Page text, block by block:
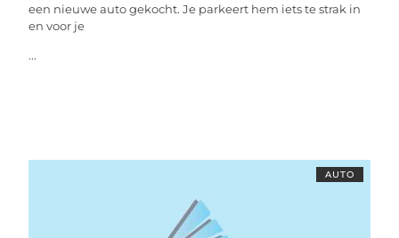
een nieuwe auto gekocht. Je parkeert hem iets te strak in
en voor je
...
AUTO